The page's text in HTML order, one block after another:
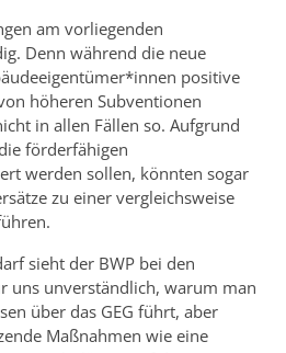
am vorliegenden
Denn während die neue
positive
höheren Subventionen
in allen Fällen so. Aufgrund
förderfähigen
werden sollen, könnten sogar
zu einer vergleichsweise
sieht der BWP bei den
uns unverständlich, warum man
über das GEG führt, aber
Maßnahmen wie eine